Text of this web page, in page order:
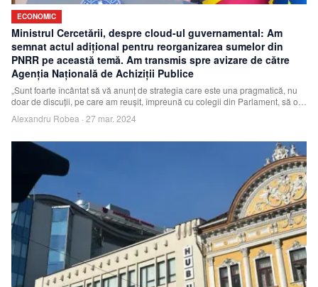
ECONOMIC
Ministrul Cercetării, despre cloud-ul guvernamental: Am
semnat actul adiţional pentru reorganizarea sumelor din
PNRR pe această temă. Am transmis spre avizare de către
Agenţia Naţională de Achiziţii Publice
„Sunt foarte încântat să vă anunţ de strategia care este una pragmatică, nu
doar de discuţii, pe care am reuşit, împreună cu colegii din Parlament, să o
Alexandru Robea · 27 mar. 2024